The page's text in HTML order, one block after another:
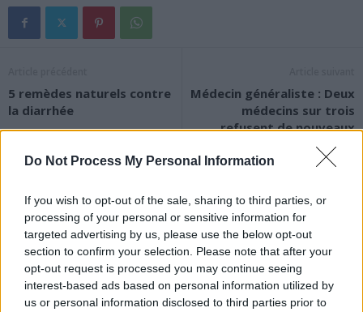
Do Not Process My Personal Information
If you wish to opt-out of the sale, sharing to third parties, or
processing of your personal or sensitive information for
targeted advertising by us, please use the below opt-out
section to confirm your selection. Please note that after your
opt-out request is processed you may continue seeing
interest-based ads based on personal information utilized by
us or personal information disclosed to third parties prior to
5 remèdes naturels contre
la diarrhée
Médecin généraliste : Deux
médecins sur trois
refusent de nouveaux
patients
News Santé